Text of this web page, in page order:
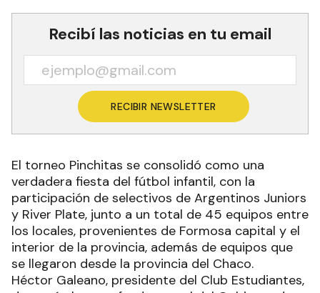
Recibí las noticias en tu email
RECIBIR NEWSLETTER
El torneo Pinchitas se consolidó como una
verdadera fiesta del fútbol infantil, con la
participación de selectivos de Argentinos Juniors
y River Plate, junto a un total de 45 equipos entre
los locales, provenientes de Formosa capital y el
interior de la provincia, además de equipos que
se llegaron desde la provincia del Chaco.
Héctor Galeano, presidente del Club Estudiantes,